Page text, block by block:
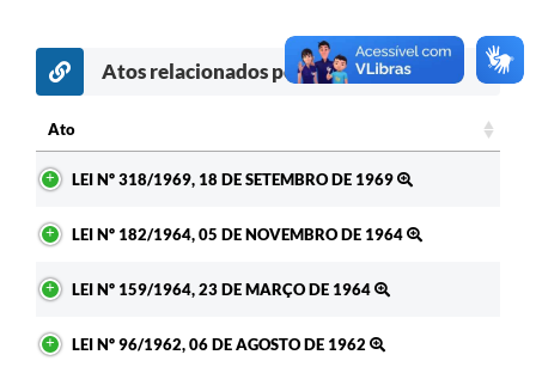
Transparência
Atendimento Odontológico
Atos relacionados por assunto
Ato
LEI Nº 318/1969, 18 DE SETEMBRO DE 1969
LEI Nº 182/1964, 05 DE NOVEMBRO DE 1964
LEI Nº 159/1964, 23 DE MARÇO DE 1964
LEI Nº 96/1962, 06 DE AGOSTO DE 1962